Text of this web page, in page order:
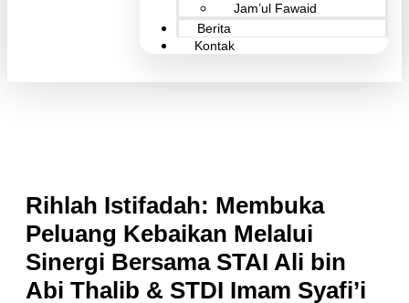
Jam’ul Fawaid
Berita
Kontak
Rihlah Istifadah: Membuka
Peluang Kebaikan Melalui
Sinergi Bersama STAI Ali bin
Abi Thalib & STDI Imam Syafi’i